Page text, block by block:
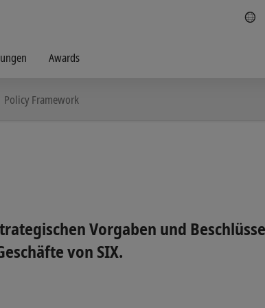
Awards
Policy Framework
Vorgaben und
von SIX.